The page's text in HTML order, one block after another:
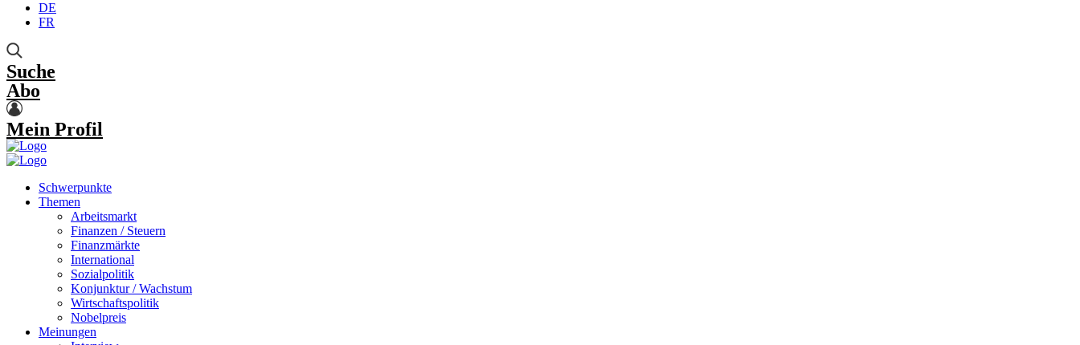
DE
FR
Suche
Abo
Mein Profil
Schwerpunkte
Themen
Arbeitsmarkt
Finanzen / Steuern
Finanzmärkte
International
Sozialpolitik
Konjunktur / Wachstum
Wirtschaftspolitik
Nobelpreis
Meinungen